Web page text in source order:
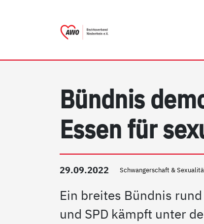
Bündnis
Essen für
29.09.2022 Schwangerschaft &
Ein breites Bündnis
und SPD kämpft unter